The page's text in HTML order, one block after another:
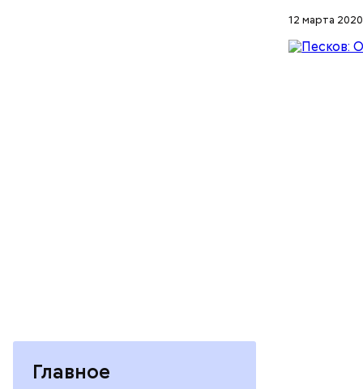
Главное
12 марта 2020
— Следим
также